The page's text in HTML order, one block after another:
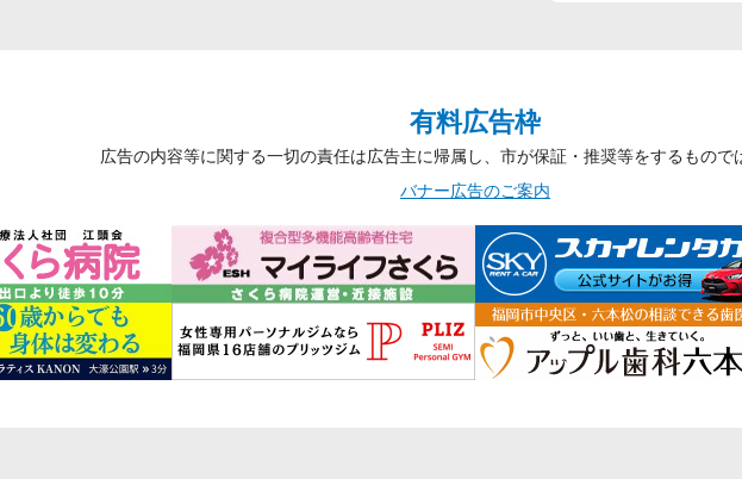
有料広告枠
広告の内容等に関する一切の責任は広告主に帰属し、市が保証・推奨等をするもので
バナー広告のご案内